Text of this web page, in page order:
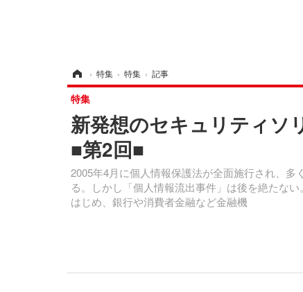
› 特集 › 特集 › 記事
新発想のセキュリティソ
■第2回■
2005年4月に個人情報保護法が全面施行され、
る。しかし「個人情報流出事件」は後を絶たな
はじめ、銀行や消費者金融など金融機
特集